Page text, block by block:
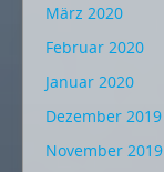
März 2020
Februar 2020
Januar 2020
Dezember 2019
November 2019